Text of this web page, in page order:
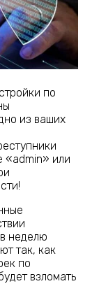
по
из ваших
«admin» или
неделю
так, как
по
взломать